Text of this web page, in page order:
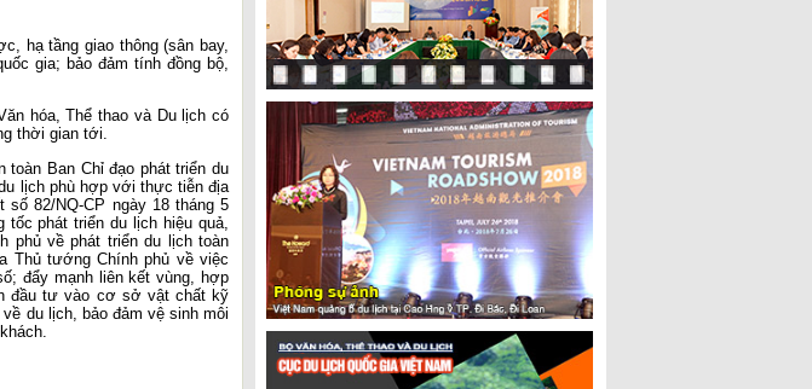
hạ tầng giao thông (sân bay,
gia; bảo đảm tính đồng bộ,
hóa, Thể thao và Du lịch có
thời gian tới.
Ban Chỉ đạo phát triển du
lịch phù hợp với thực tiễn địa
82/NQ-CP ngày 18 tháng 5
phát triển du lịch hiệu quả,
phủ về phát triển du lịch toàn
Thủ tướng Chính phủ về việc
đẩy mạnh liên kết vùng, hợp
đầu tư vào cơ sở vật chất kỹ
du lịch, bảo đảm vệ sinh môi